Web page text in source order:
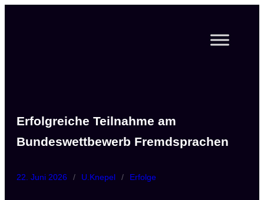
Erfolgreiche Teilnahme am
Bundeswettbewerb Fremdsprachen
22. Juni 2026 / U.Knepel / Erfolge